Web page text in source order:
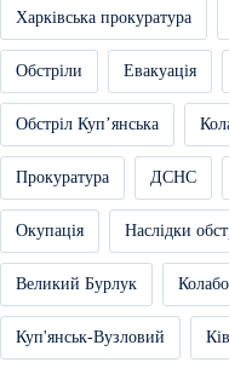
Харківська прокуратура
Обстріли Евакуація
Обстріл Купʼянська
Прокуратура ДСНС
Окупація Наслідки
Великий Бурлук
Куп'янськ-Вузловий